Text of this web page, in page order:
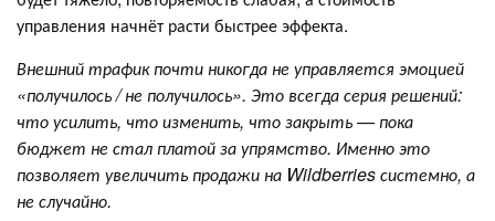
управления начнёт расти быстрее эффекта.
Внешний трафик почти никогда не управляется эмоцией
«получилось / не получилось». Это всегда серия решений:
что усилить, что изменить, что закрыть — пока
бюджет не стал платой за упрямство. Именно это
позволяет увеличить продажи на Wildberries системно, а
не случайно.